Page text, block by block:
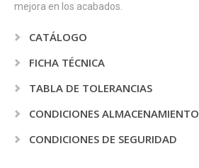
mejora en los acabados.
CATÁLOGO
FICHA TÉCNICA
TABLA DE TOLERANCIAS
CONDICIONES ALMACENAMIENTO
CONDICIONES DE SEGURIDAD